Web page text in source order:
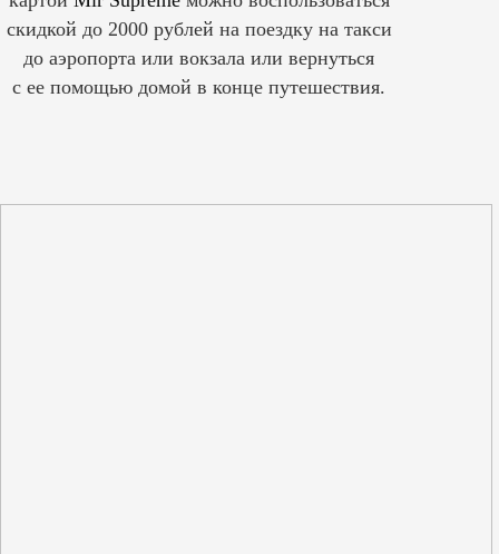
скидкой до 2000 рублей на поездку на такси
до аэропорта или вокзала или вернуться
с ее помощью домой в конце путешествия.